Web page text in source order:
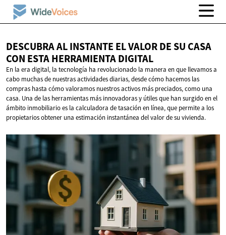
DESCUBRA AL INSTANTE EL VALOR DE SU CASA
CON ESTAHERRAMIENTA DIGITAL
En la era digital, la tecnología ha revolucionado la manera en que llevamos a
cabo muchas de nuestras actividades diarias, desde cómo hacemos las
compras hasta cómo valoramos nuestros activos más preciados, como una
casa. Una de las herramientas más innovadoras y útiles que han surgido en el
ámbito inmobiliario es la calculadora de tasación en línea, que permite a los
propietarios obtener una estimación instantánea del valor de su vivienda.